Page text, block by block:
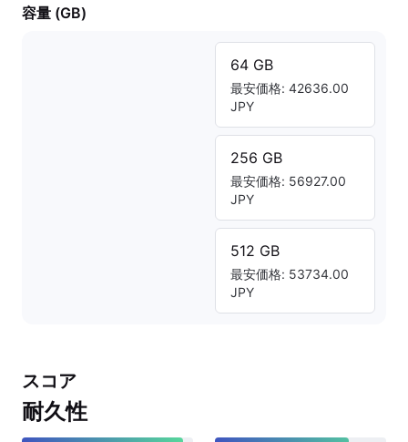
容量 (GB)
64 GB
最安価格: 42636.00
JPY
256 GB
最安価格: 56927.00
JPY
512 GB
最安価格: 53734.00
JPY
スコア
耐久性